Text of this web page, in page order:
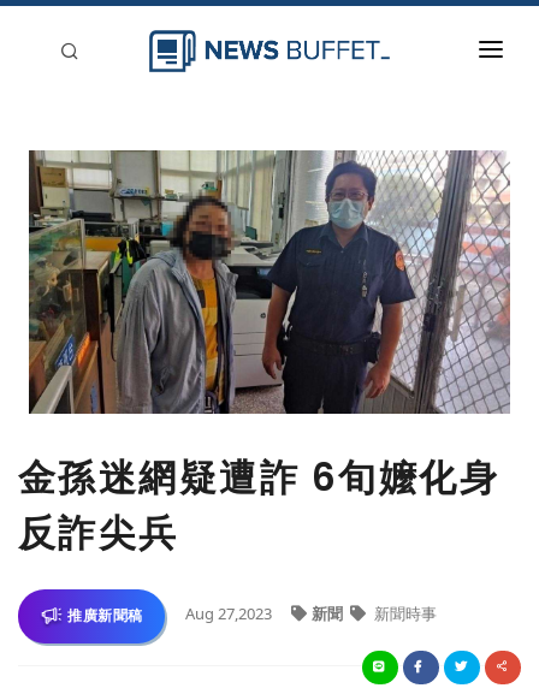
新聞稿分類
登入
刊登
金孫迷網疑遭詐 6旬嬤化身
反詐尖兵
推廣新聞稿 Aug 27,2023 新聞 新聞時事